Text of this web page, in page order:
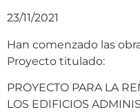
23/11/2021
Han comenzado las
Proyecto titulado:
PROYECTO PARA LA
LOS EDIFICIOS